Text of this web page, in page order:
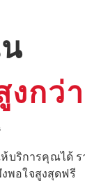
งกว่า
บริการคุณได้
พอใจสูงสุดฟรี